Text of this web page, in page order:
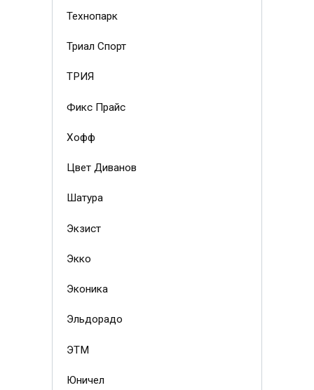
Технопарк
Триал Спорт
ТРИЯ
Фикс Прайс
Хофф
Цвет Диванов
Шатура
Экзист
Экко
Эконика
Эльдорадо
ЭТМ
Юничел